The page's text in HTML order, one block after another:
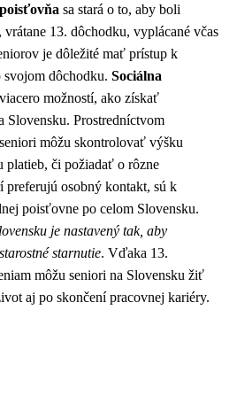
sa stará o to, aby boli
13. dôchodku, vyplácané včas
je dôležité mať prístup k
dôchodku. Sociálna
možností, ako získať
Slovensku. Prostredníctvom
môžu skontrolovať výšku
platieb, či požiadať o rôzne
preferujú osobný kontakt, sú k
poisťovne po celom Slovensku.
je nastavený tak, aby
starnutie. Vďaka 13.
môžu seniori na Slovensku žiť
aj po skončení pracovnej kariéry.